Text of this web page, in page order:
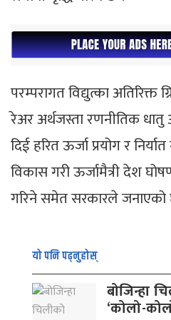
परम्परागत विद्युत्का अतिरिक्त
रेअर अर्थजस्ता रणनीतिक धातु
दिई हरित ऊर्जा प्रयोग र
विकास गरी ऊर्जामैत्री देश
गरिने समेत सरकारले जनाएको
यो पनि पढ्नुहोस्
बोजिन्हा
‘कोलो-